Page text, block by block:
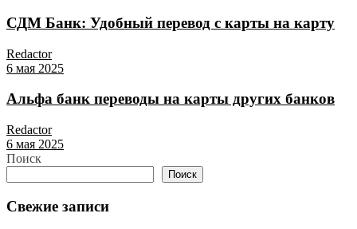
СДМ Банк: Удобный перевод с карты на карту
Redactor
6 мая 2025
Альфа банк переводы на карты других банков
Redactor
6 мая 2025
Поиск
Поиск
Свежие записи